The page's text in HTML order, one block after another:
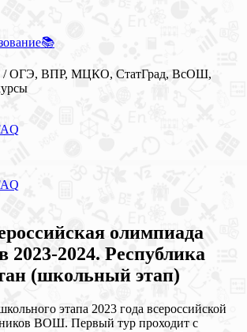
/ ОГЭ, ВПР, МЦКО, СтатГрад, ВсОШ,
олимпиада
2023-2024. Республика
(школьный этап)
этапа 2023 года всероссийской
ВОШ. Первый тур проходит с